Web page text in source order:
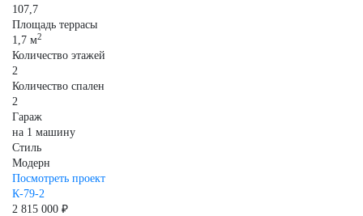
107,7
Площадь террасы
1,7 м2
Количество этажей
2
Количество спален
2
Гараж
на 1 машину
Стиль
Модерн
Посмотреть проект
К-79-2
2 815 000 ₽